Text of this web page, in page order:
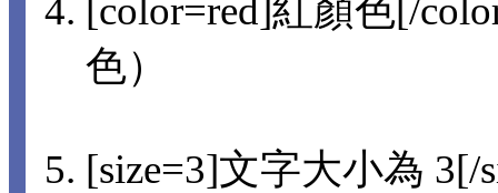
[color=red]紅顏色[/
色）
[size=3]文字大小為